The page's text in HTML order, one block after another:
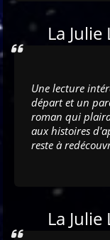
La
Une lecture
départ et un
roman qui
aux histoires
reste à
La